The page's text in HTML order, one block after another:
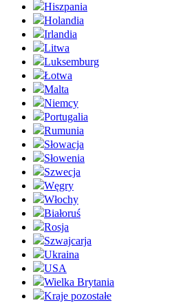
Hiszpania
Holandia
Irlandia
Litwa
Luksemburg
Łotwa
Malta
Niemcy
Portugalia
Rumunia
Słowacja
Słowenia
Szwecja
Węgry
Włochy
Białoruś
Rosja
Szwajcarja
Ukraina
USA
Wielka Brytania
Kraje pozostałe